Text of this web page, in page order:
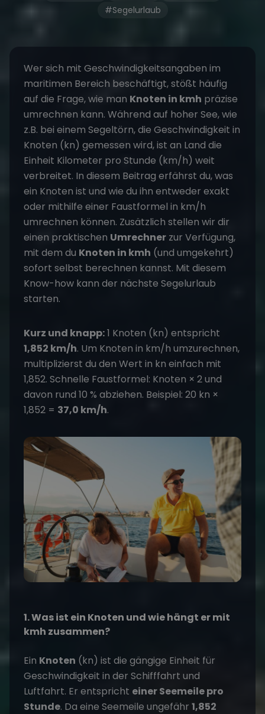
#Segelurlaub
Wer sich mit Geschwindigkeitsangaben im
maritimen Bereich beschäftigt, stößt häufig
auf die Frage, wie man Knoten in kmh präzise
umrechnen kann. Während auf hoher See, wie
z.B. bei einem Segeltörn, die Geschwindigkeit in
Knoten (kn) gemessen wird, ist an Land die
Einheit Kilometer pro Stunde (km/h) weit
verbreitet. In diesem Beitrag erfährst du, was
ein Knoten ist und wie du ihn entweder exakt
oder mithilfe einer Faustformel in km/h
umrechnen können. Zusätzlich stellen wir dir
einen praktischen Umrechner zur Verfügung,
mit dem du Knoten in kmh (und umgekehrt)
sofort selbst berechnen kannst. Mit diesem
Know-how kann der nächste Segelurlaub
starten.
Kurz und knapp:1 Knoten (kn) entspricht
1,852 km/h. Um Knoten in km/h umzurechnen,
multiplizierst du den Wert in kn einfach mit
1,852. Schnelle Faustformel: Knoten × 2 und
davon rund 10 % abziehen. Beispiel: 20 kn ×
1,852 = 37,0 km/h.
1. Was ist ein Knoten und wie hängt er mit
kmh zusammen?
Ein Knoten (kn) ist die gängige Einheit für
Geschwindigkeit in der Schifffahrt und
Luftfahrt. Er entspricht einer Seemeile pro
Stunde. Da eine Seemeile ungefähr 1,852